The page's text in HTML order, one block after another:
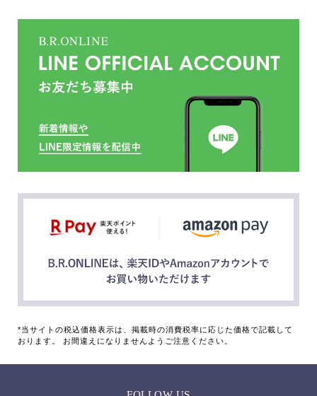
*当サイトの税込価格表示は、掲載時の消費税率に応じた価格で記載して
おります。 お間違えになりませんようご注意ください。